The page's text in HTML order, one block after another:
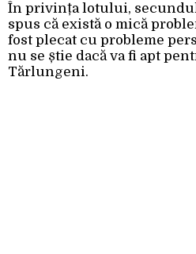
În privința lotului, secundul
spus că există o mică
fost plecat cu probleme
nu se știe dacă va fi apt
Tărlungeni.